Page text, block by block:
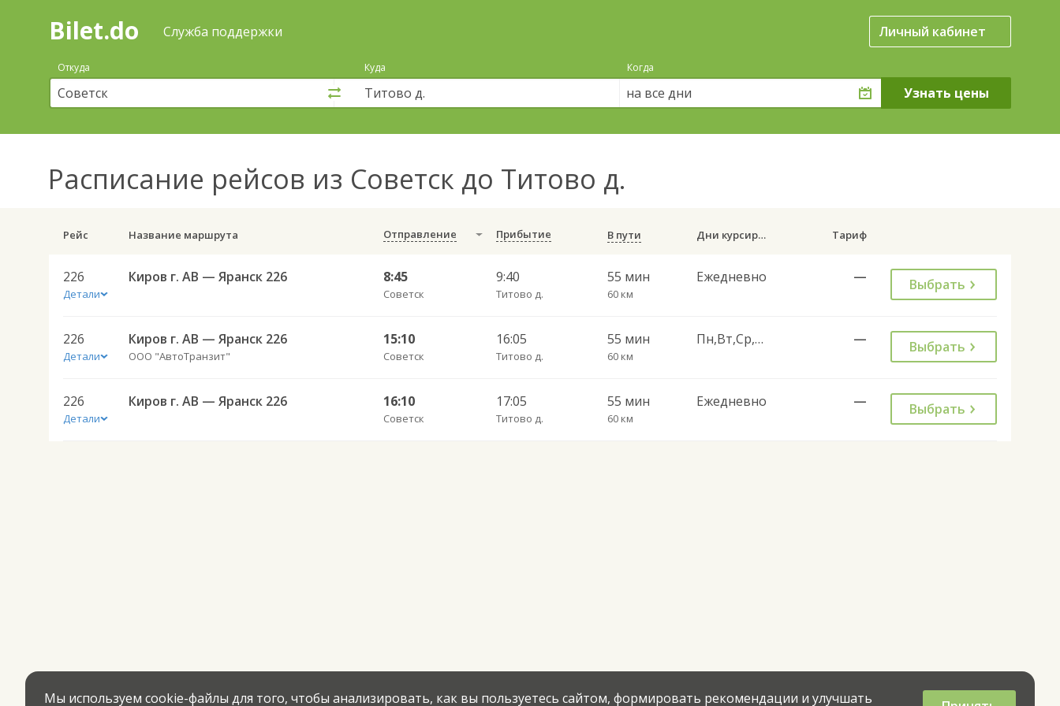
Поиск
покупка
билетов
автобус
онлайн
Bilet.do Служба поддержки Личный кабинет
Откуда Куда Когда
на все дни
Расписание рейсов из Советск до Титово д.
Рейс Название маршрута Отправление Прибытие В пути Дни курсирования Тариф
226
Детали
Киров г. АВ — Яранск 226 8:45
Советск
9:40
Титово д.
55 мин
60 км
Ежедневно — Выбрать
226
Детали
Киров г. АВ — Яранск 226
ООО "АвтоТранзит"
15:10
Советск
16:05
Титово д.
55 мин
60 км
Пн,Вт,Ср,Чт,Пт — Выбрать
226
Детали
Киров г. АВ — Яранск 226 16:10
Советск
17:05
Титово д.
55 мин
60 км
Ежедневно — Выбрать
Мы используем cookie-файлы для того, чтобы анализировать, как вы пользуетесь сайтом, формировать рекомендации и улучшать